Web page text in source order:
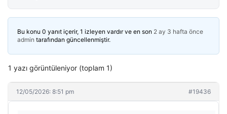
Bu konu 0 yanıt içerir, 1 izleyen vardır ve en son 2 ay 3 hafta önce
admin tarafından güncellenmiştir.
1 yazı görüntüleniyor (toplam 1)
12/05/2026: 8:51 pm #19436